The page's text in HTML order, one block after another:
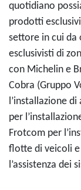
quotidiano
prodotti
settore in cui
esclusivisti di
con Michelin e
Cobra (Gruppo
l’installazione
per
Frotcom per
flotte di veicoli e
l’assistenza dei